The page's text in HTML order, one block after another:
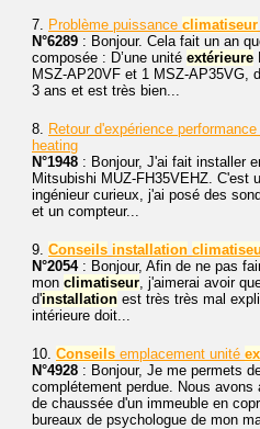
7. Problème puissance climatiseur
N°6289 : Bonjour. Cela fait un an
composée : D’une unité extérieure
MSZ-AP20VF et 1 MSZ-AP35VG,
3 ans et est très bien...
8.
Retour d'expérience
heating
N°1948 : Bonjour, J'ai fait installer
Mitsubishi MUZ-FH35VEHZ. C'est
ingénieur curieux, j'ai posé des
et un compteur...
9. Conseils installation
N°2054: Bonjour, Afin de ne pas
mon climatiseur , j'aimerai avoir
d'installation est très très mal
intérieure doit...
10. Conseils emplacement unité
N°4928 : Bonjour, Je me permets
complétement perdue. Nous
de chaussée d'un immeuble en
bureaux de psychologue de mon